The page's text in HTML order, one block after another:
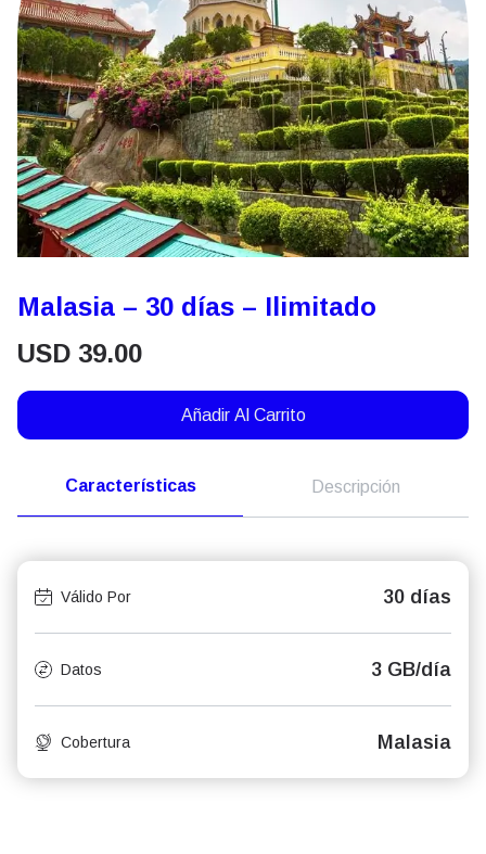
Malasia – 30 días – Ilimitado
USD 39.00
Añadir Al Carrito
Características Descripción
Válido Por 30 días
Datos 3 GB/día
Cobertura Malasia